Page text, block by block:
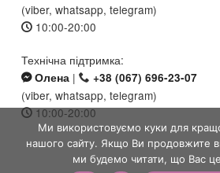
(viber, whatsapp, telegram)
10:00-20:00
Технічна підтримка:
Олена | +38 (067) 696-23-07
(viber, whatsapp, telegram)
10:00-20:00
Ми використовуємо куки для
нашого сайту. Якщо Ви продовжите
ми будемо читати, що Вас